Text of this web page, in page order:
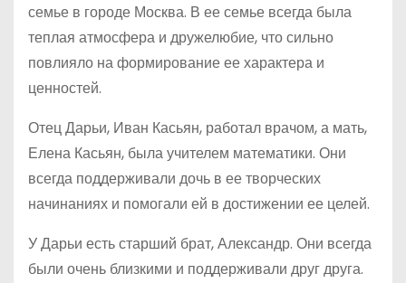
семье в городе Москва. В ее семье всегда была
теплая атмосфера и дружелюбие, что сильно
повлияло на формирование ее характера и
ценностей.
Отец Дарьи, Иван Касьян, работал врачом, а мать,
Елена Касьян, была учителем математики. Они
всегда поддерживали дочь в ее творческих
начинаниях и помогали ей в достижении ее целей.
У Дарьи есть старший брат, Александр. Они всегда
были очень близкими и поддерживали друг друга.